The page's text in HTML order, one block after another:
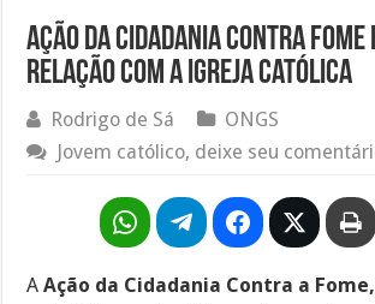
Ação da cidadania contra fome
relação com a igreja católica
Rodrigo de Sá
ONGS
Jovem católico, deixe seu
AAção da Cidadania Contra a